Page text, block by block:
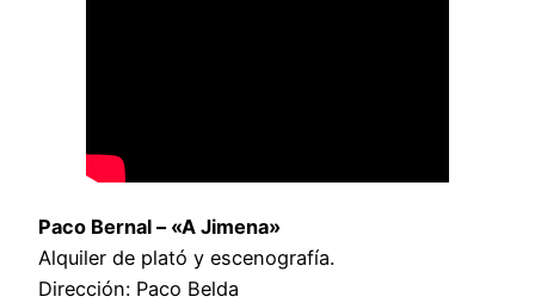
Paco Bernal – «A Jimena»
Alquiler de plató y escenografía.
Dirección: Paco Belda